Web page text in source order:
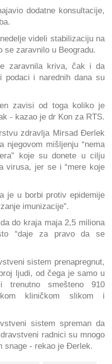
dodatne konsultacije,
videli stabilizaciju na
se zaravnilo u Beogradu.
zaravnila kriva, čak i da
podaci i narednih dana su
zavisi od toga koliko je
- kazao je dr Kon za RTS.
zdravlja Mirsad Đerlek
njegovom mišljenju “nema
koje su donete u cilju
virusa, jer se i “mere koje
je u borbi protiv epidemije
imunizacije”.
do kraja maja 2,5 miliona
“daje za pravo da se
sistem prenapregnut,
ljudi, od čega je samo u
trenutno smešteno 910
kliničkom slikom i
sistem spreman da
radnici su mnogo
snage - rekao je Đerlek.